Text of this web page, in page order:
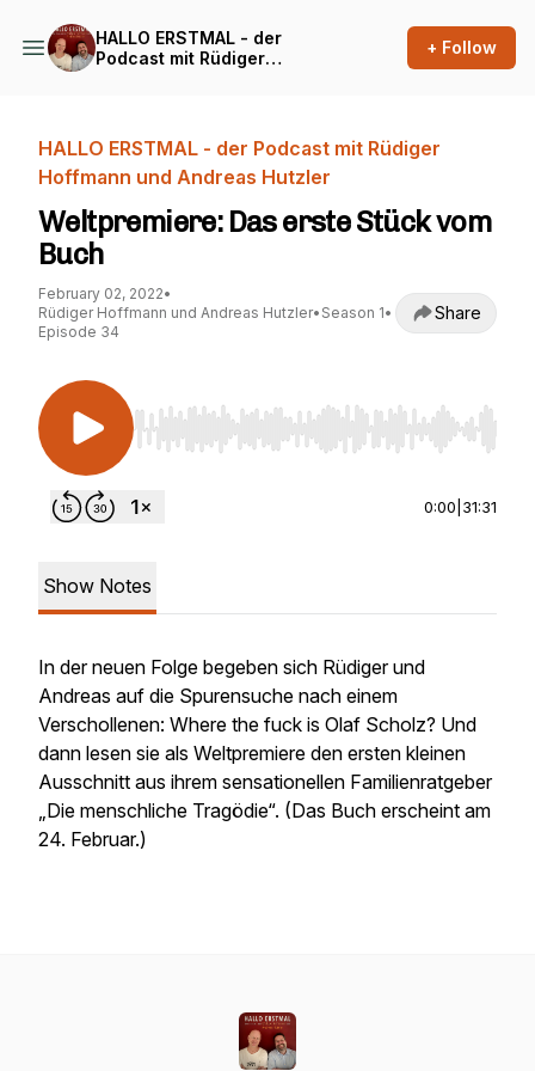
HALLO ERSTMAL - der
Podcast mit Rüdiger
+ Follow
HALLO ERSTMAL - der Podcast mit Rüdiger
Hoffmann und Andreas Hutzler
Weltpremiere: Das erste Stück vom
Buch
February 02, 2022•
Rüdiger Hoffmann und Andreas Hutzler• Season 1•
Episode 34
Share
Use Left/Right to seek, Home/End to jump to
0:00 31:31
Show Notes
In der neuen Folge begeben sich Rüdiger und
Andreas auf die Spurensuche nach einem
Verschollenen: Where the fuck is Olaf Scholz? Und
dann lesen sie als Weltpremiere den ersten kleinen
Ausschnitt aus ihrem sensationellen Familienratgeber
„Die menschliche Tragödie“. (Das Buch erscheint am
24. Februar.)